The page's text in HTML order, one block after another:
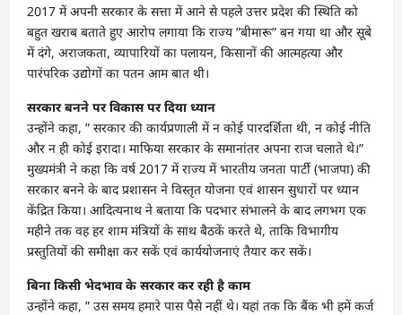
2017 में अपनी सरकार के सत्ता में आने से पहले उत्तर प्रदेश की स्थिति को
बहुत खराब बताते हुए आरोप लगाया कि राज्य ”बीमारू” बन गया था और सूबे
में दंगे, अराजकता, व्यापारियों का पलायन, किसानों की आत्महत्या और
पारंपरिक उद्योगों का पतन आम बात थी।
सरकार बनने पर विकास पर दिया ध्यान
उन्होंने कहा, ” सरकार की कार्यप्रणाली में न कोई पारदर्शिता थी, न कोई नीति
और न ही कोई इरादा। माफिया सरकार के समानांतर अपना राज चलाते थे।”
मुख्यमंत्री ने कहा कि वर्ष 2017 में राज्य में भारतीय जनता पार्टी (भाजपा) की
सरकार बनने के बाद प्रशासन ने विस्तृत योजना एवं शासन सुधारों पर ध्यान
केंद्रित किया। आदित्यनाथ ने बताया कि पदभार संभालने के बाद लगभग एक
महीने तक वह हर शाम मंत्रियों के साथ बैठकें करते थे, ताकि विभागीय
प्रस्तुतियों की समीक्षा कर सकें एवं कार्ययोजनाएं तैयार कर सकें।
बिना किसी भेदभाव के सरकार कर रही है काम
उन्होंने कहा, ” उस समय हमारे पास पैसे नहीं थे। यहां तक कि बैंक भी हमें कर्ज